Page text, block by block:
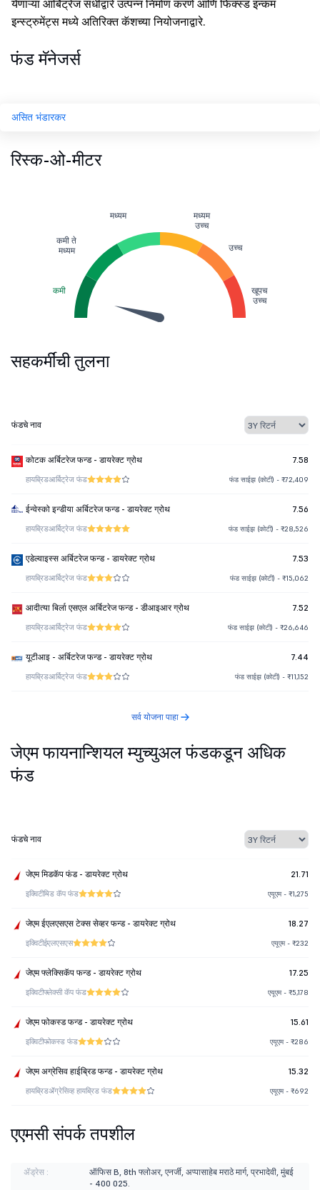
येणाऱ्या आर्बिट्रेज संधींद्वारे उत्पन्न निर्माण करणे आणि फिक्स्ड इन्कम
इन्स्ट्रुमेंट्स मध्ये अतिरिक्त कॅशच्या नियोजनाद्वारे.
फंड मॅनेजर्स
असित भंडारकर
रिस्क-ओ-मीटर
कमी
कमी ते
मध्यम
मध्यम
मध्यम
उच्च
उच्च
खूपच
उच्च
सहकर्मींची तुलना
फंडचे नाव
कोटक अर्बिटरेज फन्ड - डायरेक्ट ग्रोथ 7.58
हायब्रिडआर्बिट्रेज फंड फंड साईझ (कोटी) - ₹72,409
ईन्वेस्को इन्डीया अर्बिटरेज फन्ड - डायरेक्ट ग्रोथ 7.56
हायब्रिडआर्बिट्रेज फंड फंड साईझ (कोटी) - ₹28,526
एडेल्वाइस्स अर्बिटरेज फन्ड - डायरेक्ट ग्रोथ 7.53
हायब्रिडआर्बिट्रेज फंड फंड साईझ (कोटी) - ₹15,062
आदीत्या बिर्ला एसएल अर्बिटरेज फन्ड - डीआइआर ग्रोथ 7.52
हायब्रिडआर्बिट्रेज फंड फंड साईझ (कोटी) - ₹26,646
यूटीआइ - अर्बिटरेज फन्ड - डायरेक्ट ग्रोथ 7.44
हायब्रिडआर्बिट्रेज फंड फंड साईझ (कोटी) - ₹11,152
सर्व योजना पाहा
जेएम फायनान्शियल म्युच्युअल फंडकडून अधिक
फंड
फंडचे नाव
जेएम मिडकॅप फंड - डायरेक्ट ग्रोथ 21.71
इक्विटीमिड कॅप फंड एयूएम - ₹1,275
जेएम ईएलएसएस टेक्स सेव्हर फन्ड - डायरेक्ट ग्रोथ 18.27
इक्विटीईएलएसएस एयूएम - ₹232
जेएम फ्लेक्सिकॅप फन्ड - डायरेक्ट ग्रोथ 17.25
इक्विटीफ्लेक्सी कॅप फंड एयूएम - ₹5,178
जेएम फोकस्ड फन्ड - डायरेक्ट ग्रोथ 15.61
इक्विटीफोकस्ड फंड एयूएम - ₹286
जेएम अग्रेसिव हाईब्रिड फन्ड - डायरेक्ट ग्रोथ 15.32
हायब्रिडॲग्रेसिव्ह हायब्रिड फंड एयूएम - ₹692
एएमसी संपर्क तपशील
ॲड्रेस :
ऑफिस B, 8th फ्लोअर, एनर्जी, अप्पासाहेब मराठे मार्ग, प्रभादेवी, मुंबई
- 400 025.